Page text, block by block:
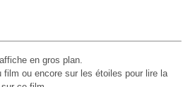
en gros plan.
ou encore sur les étoiles pour lire la